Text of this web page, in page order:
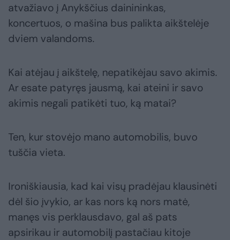
atvažiavo į Anykščius dainininkas,
koncertuos, o mašina bus palikta aikštelėje
dviem valandoms.
Kai atėjau į aikštelę, nepatikėjau savo akimis.
Ar esate patyręs jausmą, kai ateini ir savo
akimis negali patikėti tuo, ką matai?
Ten, kur stovėjo mano automobilis, buvo
tuščia vieta.
Ironiškiausia, kad kai visų pradėjau klausinėti
dėl šio įvykio, ar kas nors ką nors matė,
manęs vis perklausdavo, gal aš pats
apsirikau ir automobilį pastačiau kitoje